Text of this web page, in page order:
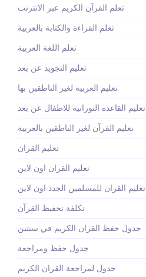
تعلم القرآن الكريم عبر الانترنت
تعلم القراءة والكتابة بالعربية
تعلم اللغة العربية
تعليم التجويد عن بعد
تعليم العربية لغير الناطقين بها
تعليم القاعده النورانية للاطفال عن بعد
تعليم القرآن لغير الناطقين بالعربية
تعليم القران
تعليم القران اون لاين
تعليم القران للمسلمين الجدد اون لاين
تكلفة تحفيظ القرآن
جدول حفظ القران الكريم في سنتين
جدول حفظ ومراجعة
جدول لمراجعة القران الكريم